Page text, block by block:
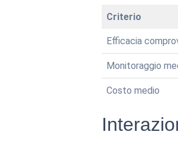
Criterio
Efficacia
Monitoraggio
Costo medio